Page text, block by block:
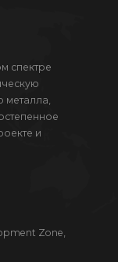
спектре
металла,
и
Zone,